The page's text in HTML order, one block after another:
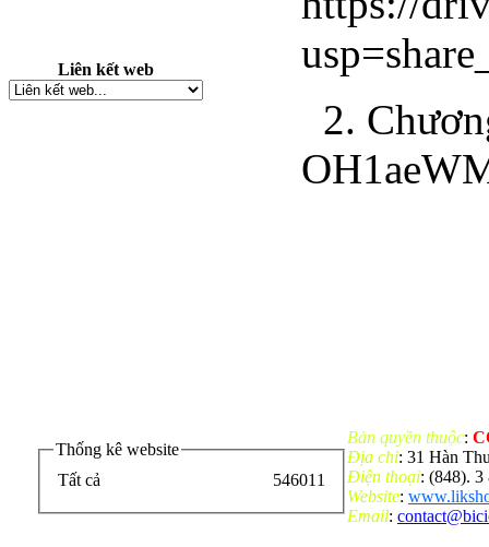
Liên kết web
2.
Thống kê website
Tất cả
546011
Bản quyền thuộc:
Địa chỉ: 31 Hàn
Điện thoại: (848).
Website:
Email: